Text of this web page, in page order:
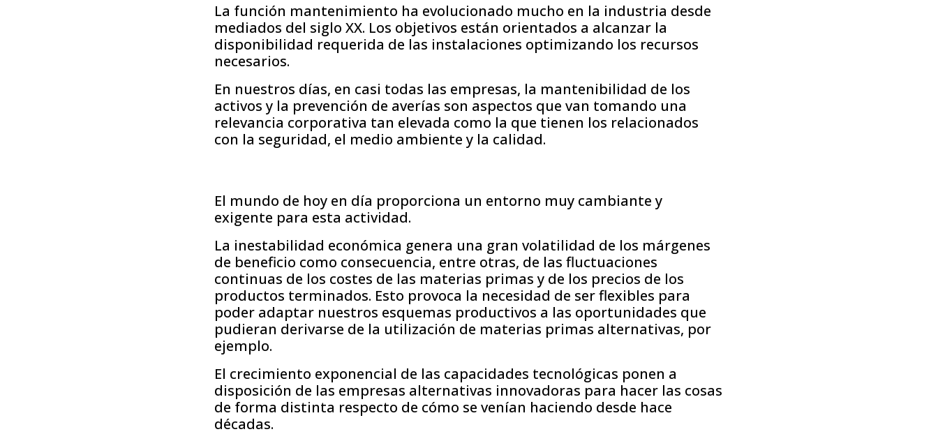
La función mantenimiento ha evolucionado mucho en la industria desde
mediados del siglo XX. Los objetivos están orientados a alcanzar la
disponibilidad requerida de las instalaciones optimizando los recursos
necesarios.
En nuestros días, en casi todas las empresas, la mantenibilidad de los
activos y la prevención de averías son aspectos que van tomando una
relevancia corporativa tan elevada como la que tienen los relacionados
con la seguridad, el medio ambiente y la calidad.
El mundo de hoy en día proporciona un entorno muy cambiante y
exigente para esta actividad.
La inestabilidad económica genera una gran volatilidad de los márgenes
de beneficio como consecuencia, entre otras, de las fluctuaciones
continuas de los costes de las materias primas y de los precios de los
productos terminados. Esto provoca la necesidad de ser flexibles para
poder adaptar nuestros esquemas productivos a las oportunidades que
pudieran derivarse de la utilización de materias primas alternativas, por
ejemplo.
El crecimiento exponencial de las capacidades tecnológicas ponen a
disposición de las empresas alternativas innovadoras para hacer las cosas
de forma distinta respecto de cómo se venían haciendo desde hace
décadas.